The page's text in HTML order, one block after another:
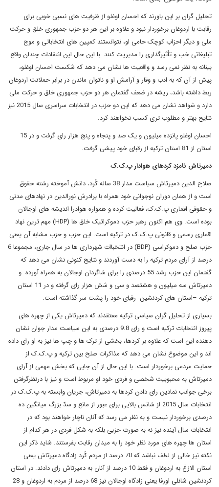
تحلیل گران بر این باورند که احسان اوغلو از ظرفیت های نسبی خوبی برای
رقابت با اردوغان برخوردار نبود و علاوه بر این هر دو حزب جمهوری خلق و حرکت
ملی و دیگر احزاب کوچک حامی او، نتوانستند کمپین های انتخاباتی و موج
تبلیغاتی خب و تأثیرگذاری را مدیریت کنند. با این حال این انتقادات چندان واقع
بینانه به نظر نمی رسد و واقعیت ها نشان می دهد که شکست احسان اوغلو،
پیش از آن که به ادب و وقار و آرامش او و ناتوان ماندن در برابر حملانت اردوغان
ربط داشته باشد، ریشه در ضعف گفتمان هر دو حزب جمهوری خلق و حرکت ملی
دارد و شواهد نشان می دهد که این دو حزب در انتخابات سراسری سال 2015 نیز
نتایج بهتر و مطلوب تری کسب نخواهند کرد.
احسان اوغلو پانزده میلیون و یک صد و پنجاه و پنج هزار رای گرفت و در 15
استان از 81 استان ترکیه از رقبای خود پیشی گرفت.
دمیرتاش نامزد کردهای هوادار پ.ک.ک
صلاح الدین دمیرتاش سیاست مدار 38 ساله کُرد، دانش آموخته رشته حقوق
است و از همان دوران نوجوانی خود همراه با برادرش نورالدین در نهادهای مدنی
و حقوقی اقماری پ.ک.ک، فعالیت کرده و همواره هوادرا اندیشه های اوجالان
بوده است. وی هم اکنون رهبر حزب دموکراتیک خلق ها (HDP) مهم ترین نهاد
اقماری رسمی و قانونی پ.ک.ک در ترکیه است. این حزب و حزب مشابه آن یعنی
حزب صلح و دموکراسی (BDP
) در انتخباات شهرداری ها در سال جاری، مجموعا 6
درصد از آرای مردم ترکیه را به دست آوردند و نتایج کنونی نشان می دهد که
گفتمان این حزب رشد 55 درصدی را برای شاگردان اوجالان به همراه آورده و
دمیرتاش سه میلیون و هشتصد و سی و شش هزار رای گرفته و در 11 استان
ترکیه –استان های کردنشین- رقبای خود را پشت سر گذاشته است.
بسیاری از تحلیل گران سیاسی ترکیه معتقدند که دمیرتاش یکی از چهره های
پیروز انتخابات ترکیه است و رای 9.8 درصدی به این سیاست مدار جوان نشان
دهنده این است که علاوه بر کردها، بخشی از ترک ها و چپ ها نیز به او رای داده
اند و این موضوع نشان می دهد که مذاکرات صلح بین ترکیه و پ.ک.ک از
حمایت مردمی برخوردار است. با این حال از آن جایی که بخش مهمی از آرای
دمیرتاش به محبوبیت شخصی و فردی خود او مربوط است و نیز با درنظرگرفتن
برخی جوانب نمادین رای دادن کردها به دمیرتاش، جریان وابسته به پ.ک.ک در
انتخابات سال 2015 از شانس بالایی برای عبور از مانع و سدّ بزرگ میانگین ده
درصدی برخوردار نیست و به نظر می رسد که آنان ناچار خواهند بود که در
انتخابات سال آینده نیز نه به صورت حزبی بلکه به شکل فردی در هر کدام از
استان ها چهره های مورد نظر خود را به میدان رقابت بفرستند. شاید ذکر این
نکته نیز خالی از لطف نباشد که 70 درصد از مردم کُرد زادگاه دمیرتاش یعنی
استان الازغ به اردوغان و فقط 10 درصد از آنان به دمیرتاش رای دادند. در استان
کردنشین شانلی اورفا یعنی زادگاه اوجالان نیز 68 درصد از مردم به اردوغان و 28